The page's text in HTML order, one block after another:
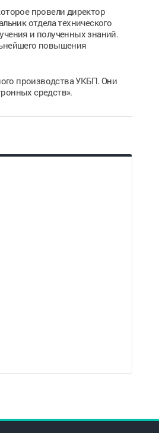
провели директор
отдела технического
и полученных знаний.
повышения
производства УКБП. Они
средств».